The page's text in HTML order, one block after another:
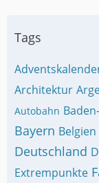
Tags
Architektur
Autobahn
Bayern Belgien
Deutschland
Extrempunkte